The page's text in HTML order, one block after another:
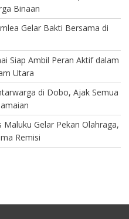
Binaan
Gelar Bakti Bersama di
Siap Ambil Peran Aktif dalam
Utara
di Dobo, Ajak Semua
Gelar Pekan Olahraga,
Remisi